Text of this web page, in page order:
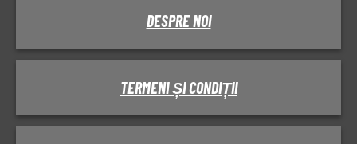
DESPRE NOI
TERMENI ȘI CONDIȚII